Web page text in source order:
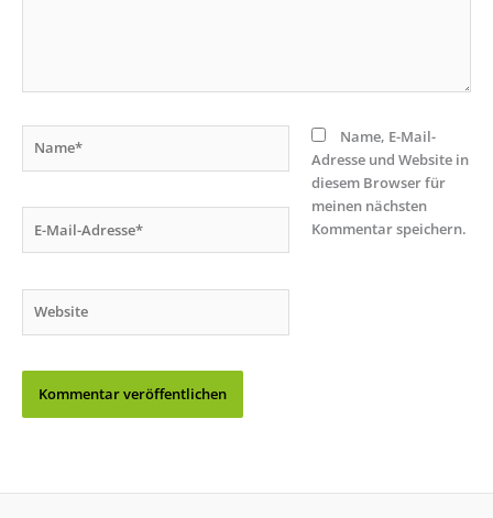
Mail-
Name, E-Mail-
Adresse und Website in
diesem Browser für
meinen nächsten
Kommentar speichern.